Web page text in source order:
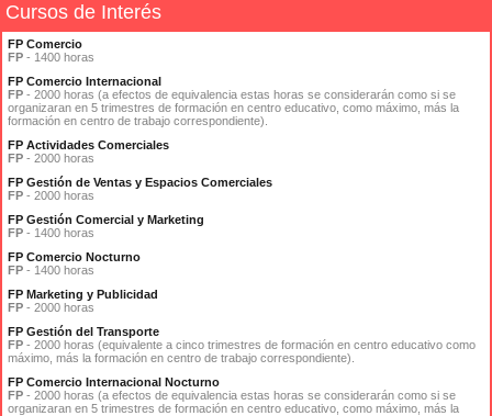
Cursos de Interés
FP Comercio
FP - 1400 horas
FP Comercio Internacional
FP - 2000 horas (a efectos de equivalencia estas horas se considerarán como si se
organizaran en 5 trimestres de formación en centro educativo, como máximo, más la
formación en centro de trabajo correspondiente).
FP Actividades Comerciales
FP - 2000 horas
FP Gestión de Ventas y Espacios Comerciales
FP - 2000 horas
FP Gestión Comercial y Marketing
FP - 1400 horas
FP Comercio Nocturno
FP - 1400 horas
FP Marketing y Publicidad
FP - 2000 horas
FP Gestión del Transporte
FP - 2000 horas (equivalente a cinco trimestres de formación en centro educativo como
máximo, más la formación en centro de trabajo correspondiente).
FP Comercio Internacional Nocturno
FP - 2000 horas (a efectos de equivalencia estas horas se considerarán como si se
organizaran en 5 trimestres de formación en centro educativo, como máximo, más la